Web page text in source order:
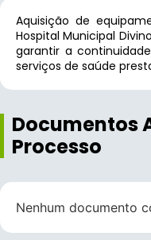
Aquisição de
Hospital Municipal
garantir a
serviços de saúde
Documentos
Processo
Nenhum documento